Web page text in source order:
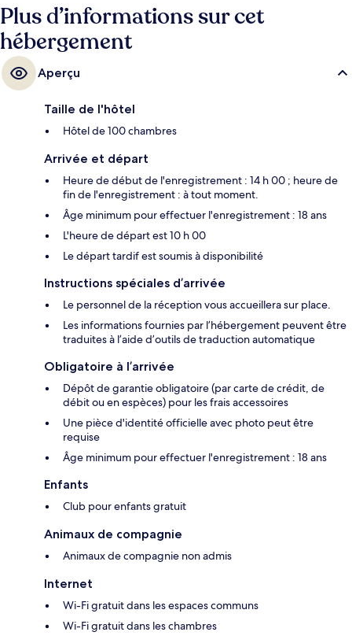
Plus d’informations sur cet
hébergement
Aperçu
Taille de l'hôtel
Hôtel de 100 chambres
Arrivée et départ
Heure de début de l'enregistrement : 14 h 00 ; heure de
fin de l'enregistrement : à tout moment.
Âge minimum pour effectuer l'enregistrement : 18 ans
L'heure de départ est 10 h 00
Le départ tardif est soumis à disponibilité
Instructions spéciales d’arrivée
Le personnel de la réception vous accueillera sur place.
Les informations fournies par l’hébergement peuvent être
traduites à l’aide d’outils de traduction automatique
Obligatoire à l’arrivée
Dépôt de garantie obligatoire (par carte de crédit, de
débit ou en espèces) pour les frais accessoires
Une pièce d'identité officielle avec photo peut être
requise
Âge minimum pour effectuer l'enregistrement : 18 ans
Enfants
Club pour enfants gratuit
Animaux de compagnie
Animaux de compagnie non admis
Internet
Wi-Fi gratuit dans les espaces communs
Wi-Fi gratuit dans les chambres